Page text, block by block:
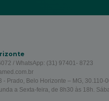
/ WhatsApp: (31) 97401- 8723
- Prado, Belo Horizonte – MG, 30.110-
a Sexta-feira, de 8h30 às 18h.